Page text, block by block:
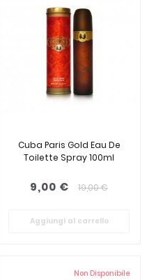
Cuba Paris Gold Eau De
Toilette Spray 100ml
9,00 € 19,00 €
Aggiungi al carrello
Non Disponibile